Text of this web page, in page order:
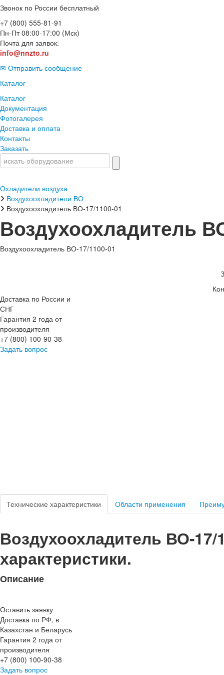
Звонок по России бесплатный
+7 (800) 555-81-91
Пн-Пт 08:00-17:00 (Мск)
Почта для заявок:
info@nnzto.ru
✉ Отправить сообщение
Каталог
Каталог
Документация
Фотогалерея
Доставка и оплата
Контакты
Заказать
Охладители воздуха
Воздухоохладители ВО
Воздухоохладитель ВО-17/1100-01
Воздухоохладитель
Воздухоохладитель ВО-17/1100-01
Доставка по России и
СНГ
Гарантия 2 года от
производителя
+7 (800) 100-90-38
Задать вопрос
Технические характеристики Области применения
Воздухоохладитель ВО-17/
характеристики.
Описание
Оставить заявку
Доставка по РФ, в
Казахстан и Беларусь
Гарантия 2 года от
производителя
+7 (800) 100-90-38
Задать вопрос